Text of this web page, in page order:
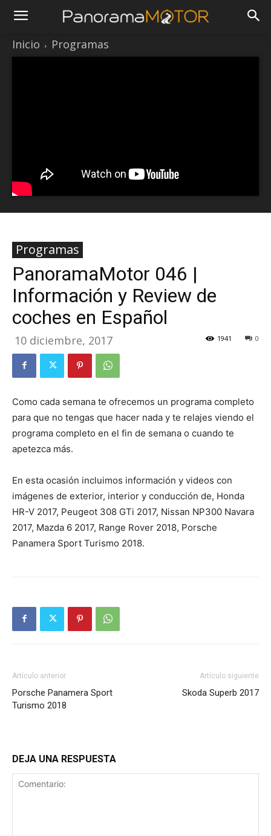
Inicio Programas
Programas
PanoramaMotor 046 |
Información y Review de
coches en Español
10 diciembre, 2017 0
1941
Como cada semana te ofrecemos un programa completo
para que no tengas que hacer nada y te relajes viendo el
programa completo en el fin de semana o cuando te
apetezca más.
En esta ocasión incluimos información y videos con
imágenes de exterior, interior y conducción de, Honda
HR-V 2017, Peugeot 308 GTi 2017, Nissan NP300 Navara
2017, Mazda 6 2017, Range Rover 2018, Porsche
Panamera Sport Turismo 2018.
Artículo anterior
Porsche Panamera Sport
Turismo 2018
Artículo siguiente
Skoda Superb 2017
DEJA UNA RESPUESTA